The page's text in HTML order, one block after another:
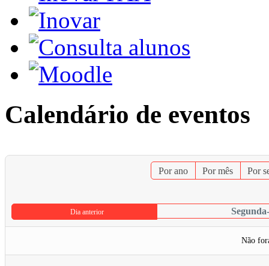
Calendário de eventos
Por ano Por mês Por
Dia anterior
Não